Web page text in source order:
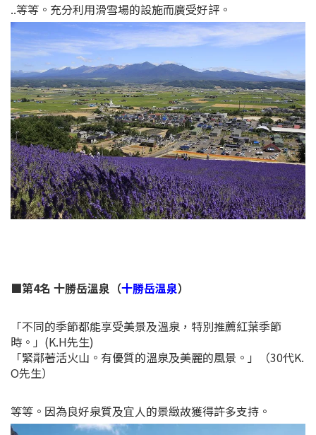
..等等。充分利用滑雪場的設施而廣受好評。
■第4名 十勝岳溫泉（十勝岳温泉）
「不同的季節都能享受美景及溫泉，特別推薦紅葉季節
時。」(K.H先生)
「緊鄰著活火山。有優質的溫泉及美麗的風景。」（30代K.
O先生）
等等。因為良好泉質及宜人的景緻故獲得許多支持。